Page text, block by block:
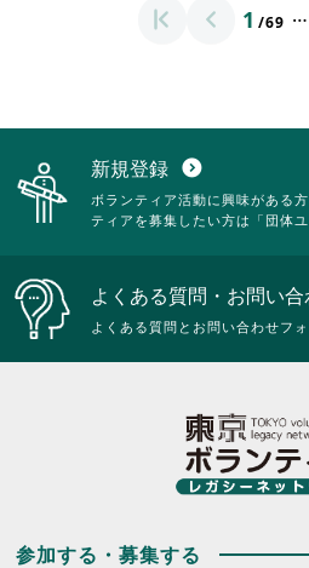
1 /69 …
新規登録 expand_circle_down
ボランティア活動に興味がある
ティアを募集したい方は「団体
よくある質問・お問い
よくある質問とお問い合わせフ
参加する・募集する